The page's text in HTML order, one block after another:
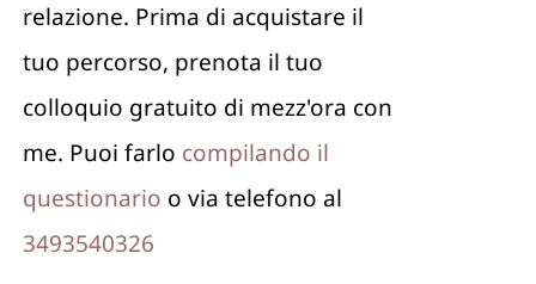
relazione. Prima di acquistare il
tuo percorso, prenota il tuo
colloquio gratuito di mezz'ora con
me. Puoi farlo compilando il
questionario o via telefono al
3493540326